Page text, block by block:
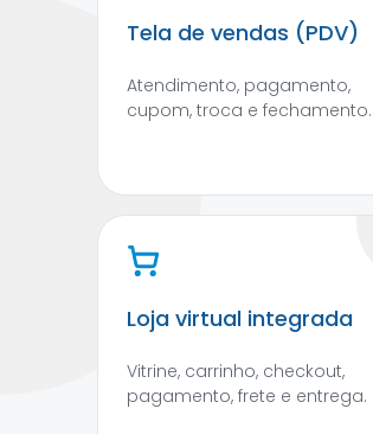
Tela de vendas (PDV)
Atendimento, pagamento,
cupom, troca e fechamento.
Loja virtual integrada
Vitrine, carrinho, checkout,
pagamento, frete e entrega.